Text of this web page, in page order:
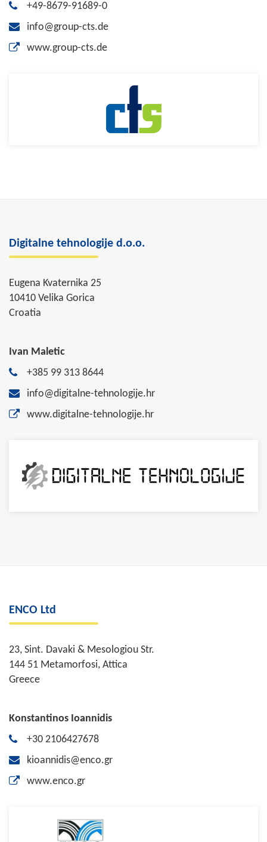
+49-8679-91689-0
info@group-cts.de
www.group-cts.de
Digitalne tehnologije d.o.o.
Eugena Kvaternika 25
10410 Velika Gorica
Croatia
Ivan Maletic
+385 99 313 8644
info@digitalne-tehnologije.hr
www.digitalne-tehnologije.hr
ENCO Ltd
23, Sint. Davaki & Mesologiou Str.
144 51 Metamorfosi, Attica
Greece
Konstantinos Ioannidis
+30 2106427678
kioannidis@enco.gr
www.enco.gr